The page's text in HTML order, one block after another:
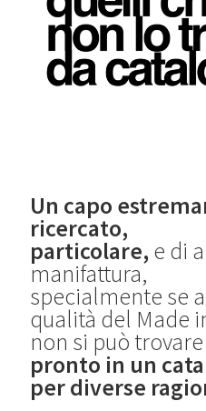
Un capo
ricercato,
particolare, e di
manifattura,
specialmente se
qualità del Made
non si può
pronto in un
per diverse